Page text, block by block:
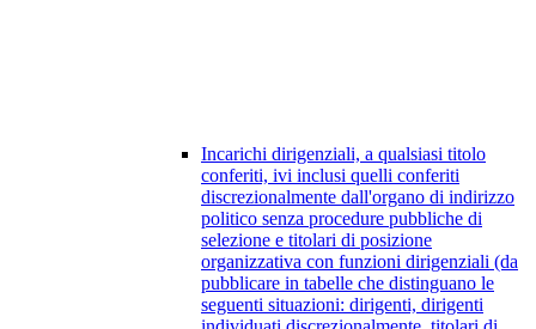
Incarichi dirigenziali, a qualsiasi titolo
conferiti, ivi inclusi quelli conferiti
discrezionalmente dall'organo di indirizzo
politico senza procedure pubbliche di
selezione e titolari di posizione
organizzativa con funzioni dirigenziali (da
pubblicare in tabelle che distinguano le
seguenti situazioni: dirigenti, dirigenti